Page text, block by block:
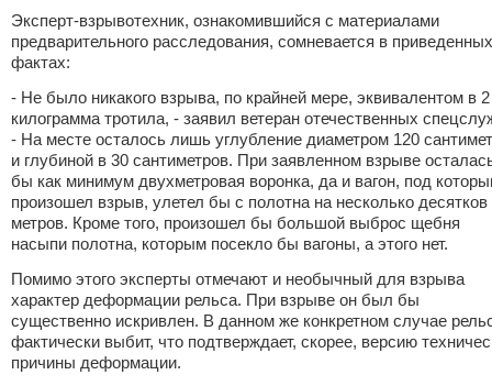
Эксперт-взрывотехник, ознакомившийся с материалами
предварительного расследования, сомневается в приведенных
фактах:
- Не было никакого взрыва, по крайней мере, эквивалентом в 2
килограмма тротила, - заявил ветеран отечественных
- На месте осталось лишь углубление диаметром 120
и глубиной в 30 сантиметров. При заявленном взрыве
бы как минимум двухметровая воронка, да и вагон, под
произошел взрыв, улетел бы с полотна на несколько десятков
метров. Кроме того, произошел бы большой выброс щебня
насыпи полотна, которым посекло бы вагоны, а этого нет.
Помимо этого эксперты отмечают и необычный для взрыва
характер деформации рельса. При взрыве он был бы
существенно искривлен. В данном же конкретном случае
фактически выбит, что подтверждает, скорее, версию
причины деформации.